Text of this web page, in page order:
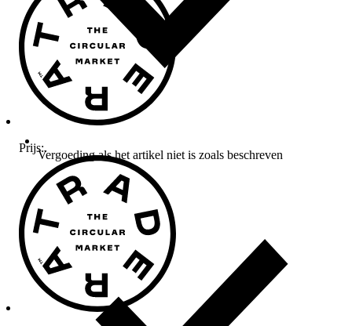
Vergoeding als het artikel niet is zoals beschreven
Prijs:.